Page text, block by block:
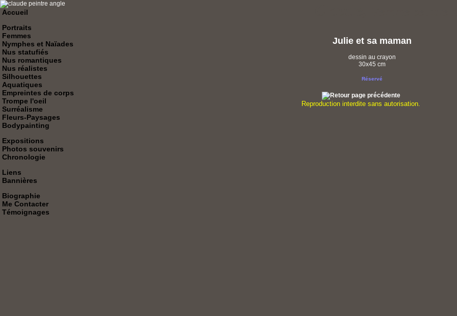
Accueil
Portraits
Femmes
Nymphes et Naïades
Nus statufiés
Nus romantiques
Nus réalistes
Silhouettes
Aquatiques
Empreintes de corps
Trompe l'oeil
Surréalisme
Fleurs-Paysages
Bodypainting
Expositions
Photos souvenirs
Chronologie
Liens
Bannières
Biographie
Me Contacter
Témoignages
Julie et sa maman
dessin au crayon
30x45 cm
Réservé
Reproduction interdite sans autorisation.